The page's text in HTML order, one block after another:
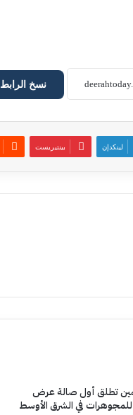
نسخ الرابط
لينكدإن بينتيريست
تطلق أول صالة عرض
للمجوهرات في الشرق الأوسط